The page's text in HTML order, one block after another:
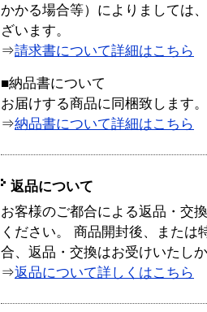
かかる場合等）によりましては
ざいます。
⇒請求書について詳細はこちら
■納品書について
お届けする商品に同梱致します。
⇒納品書について詳細はこちら
返品について
お客様のご都合による返品・交
ください。 商品開封後、または
合、返品・交換はお受けいたし
⇒返品について詳しくはこちら